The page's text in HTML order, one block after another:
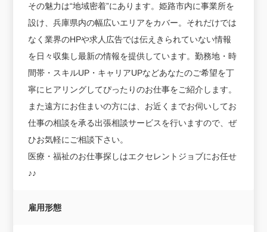
その魅力は“地域密着”にあります。姫路市内に事業所を
設け、兵庫県内の幅広いエリアをカバー。それだけでは
なく業界のHPや求人広告では伝えきられていない情報
を日々収集し最新の情報を提供しています。勤務地・時
間帯・スキルUP・キャリアUPなどあなたのご希望を丁
寧にヒアリングしてぴったりのお仕事をご紹介します。
また遠方にお住まいの方には、お近くまでお伺いしてお
仕事の相談を承る出張相談サービスを行いますので、ぜ
ひお気軽にご相談下さい。
医療・福祉のお仕事探しはエクセレントジョブにお任せ
♪♪
雇用形態